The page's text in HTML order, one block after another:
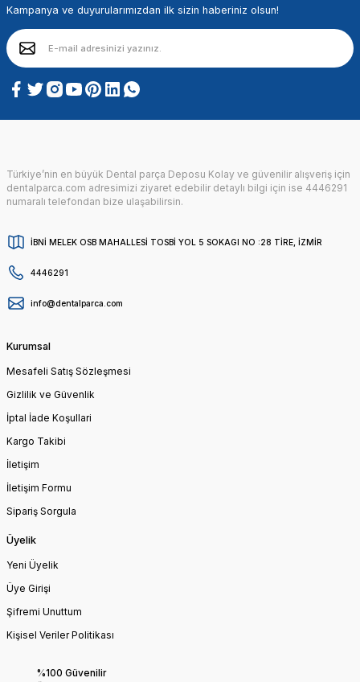
Kampanya ve duyurularımızdan ilk sizin haberiniz olsun!
Türkiye’nin en büyük Dental parça Deposu Kolay ve güvenilir alışveriş için
dentalparca.com adresimizi ziyaret edebilir detaylı bilgi için ise 4446291
numaralı telefondan bize ulaşabilirsin.
İBNİ MELEK OSB MAHALLESİ TOSBİ YOL 5 SOKAGI NO :28 TİRE, İZMİR
4446291
info@dentalparca.com
Kurumsal
Mesafeli Satış Sözleşmesi
Gizlilik ve Güvenlik
İptal İade Koşullari
Kargo Takibi
İletişim
İletişim Formu
Sipariş Sorgula
Üyelik
Yeni Üyelik
Üye Girişi
Şifremi Unuttum
Kişisel Veriler Politikası
%100 Güvenilir